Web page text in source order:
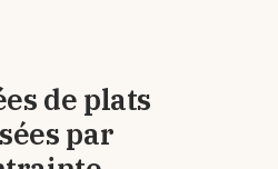
de plats
par